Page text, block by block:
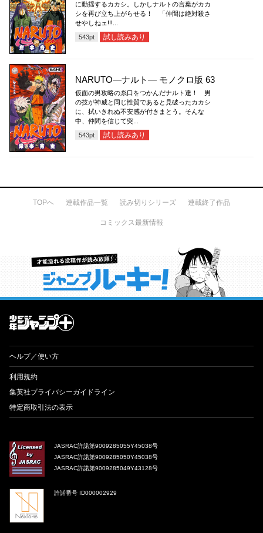
に動揺するカカシ。しかしナルトの言葉がカカ
シを再び立ち上がらせる！ 「仲間は絶対殺さ
せやしねェ!!!...
543pt 試し読みあり
NARUTO―ナルト― モノクロ版 63
仮面の男攻略の糸口をつかんだナルト達！ 男
の技が神威と同じ性質であると見破ったカカシ
に、拭いきれぬ不安感が付きまとう。そんな
中、仲間を信じて突...
543pt 試し読みあり
TOPへ 連載作品一覧 読み切りシリーズ 連載終了作品
コミックス最新情報
才能溢れる投稿作が読み放題！ ジャンプルーキー！
ヘルプ／使い方
利用規約
集英社プライバシーガイドライン
特定商取引法の表示
JASRAC許諾第9009285055Y45038号
JASRAC許諾第9009285050Y45038号
JASRAC許諾第9009285049Y43128号
許諾番号 ID000002929